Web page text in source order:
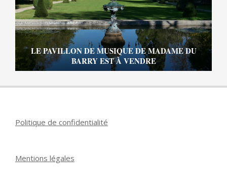
LE PAVILLON DE MUSIQUE DE MADAME DU
BARRY EST À VENDRE
Politique de confidentialité
Mentions légales